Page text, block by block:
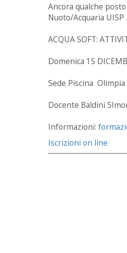
Ancora qualche
Nuoto/Acquaria UISP
ACQUA SOFT:
Domenica 15
Sede Piscina Olimpia
Docente Baldini
Informazioni:
Iscrizioni on line